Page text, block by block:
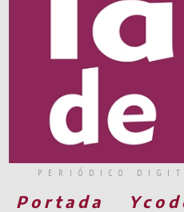
PERIÓDICO
Portada